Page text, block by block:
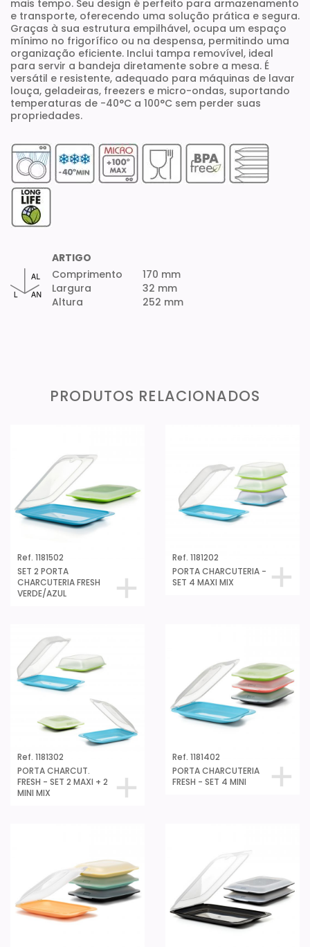
mais tempo. Seu design é perfeito para armazenamento
e transporte, oferecendo uma solução prática e segura.
Graças à sua estrutura empilhável, ocupa um espaço
mínimo no frigorífico ou na despensa, permitindo uma
organização eficiente. Inclui tampa removível, ideal
para servir a bandeja diretamente sobre a mesa. É
versátil e resistente, adequado para máquinas de lavar
louça, geladeiras, freezers e micro-ondas, suportando
temperaturas de -40°C a 100°C sem perder suas
propriedades.
ARTIGO
Comprimento
Largura
Altura
170 mm
32 mm
252 mm
PRODUTOS RELACIONADOS
Ref. 1181502
SET 2 PORTA
CHARCUTERIA FRESH
VERDE/AZUL
Ref. 1181202
PORTA CHARCUTERIA -
SET 4 MAXI MIX
Ref. 1181302
PORTA CHARCUT.
FRESH - SET 2 MAXI + 2
MINI MIX
Ref. 1181402
PORTA CHARCUTERIA
FRESH - SET 4 MINI